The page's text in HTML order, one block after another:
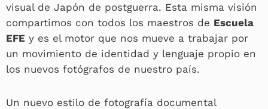
visual de Japón de postguerra. Esta misma visión
compartimos con todos los maestros de Escuela
EFE y es el motor que nos mueve a trabajar por
un movimiento de identidad y lenguaje propio en
los nuevos fotógrafos de nuestro país.
Un nuevo estilo de fotografía documental